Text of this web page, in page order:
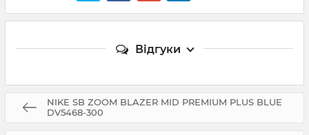
Відгуки
NIKE SB ZOOM BLAZER MID PREMIUM PLUS BLUE
DV5468-300